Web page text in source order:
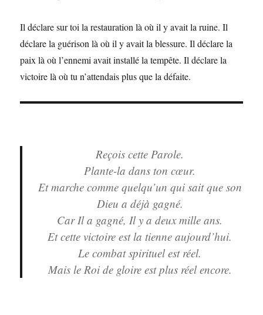
Il déclare sur toi la restauration là où il y avait la ruine. Il
déclare la guérison là où il y avait la blessure. Il déclare la
paix là où l’ennemi avait installé la tempête. Il déclare la
victoire là où tu n’attendais plus que la défaite.
Reçois cette Parole.
Plante-la dans ton cœur.
Et marche comme quelqu’un qui sait que son
Dieu a déjà gagné.
Car Il a gagné, Il y a deux mille ans.
Et cette victoire est la tienne aujourd’hui.
Le combat spirituel est réel.
Mais le Roi de gloire est plus réel encore.